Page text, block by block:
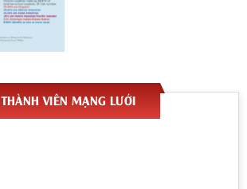
THÀNH VIÊN MẠNG LƯỚI